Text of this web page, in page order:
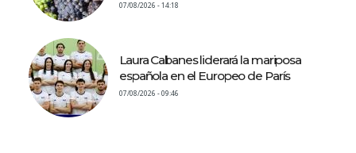
07/08/2026 - 14:18
Laura Cabanes liderará la mariposa
española en el Europeo de París
07/08/2026 - 09:46